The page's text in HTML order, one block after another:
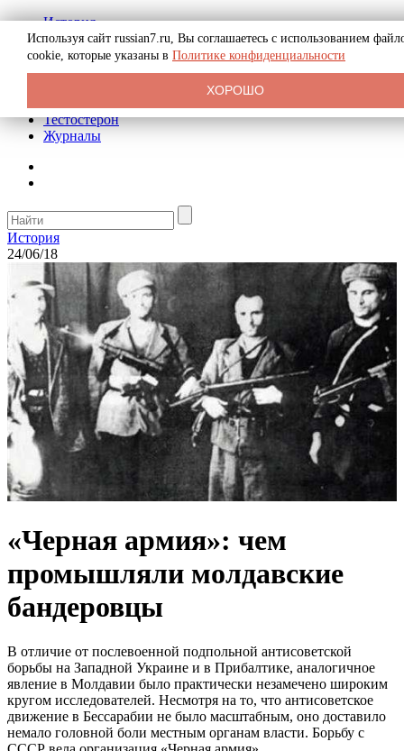
История
Биография
Криминал
Реклама на сайте
Тестостерон
Журналы
История
24/06/18
«Черная армия»: чем
промышляли молдавские
бандеровцы
В отличие от послевоенной подпольной антисоветской
борьбы на Западной Украине и в Прибалтике, аналогичное
явление в Молдавии было практически незамечено широким
кругом исследователей. Несмотря на то, что антисоветское
движение в Бессарабии не было масштабным, оно доставило
немало головной боли местным органам власти. Борьбу с
Используя сайт russian7.ru, Вы соглашаетесь с использованием
cookie, которые указаны в Политике конфиденциальности
ХОРОШО